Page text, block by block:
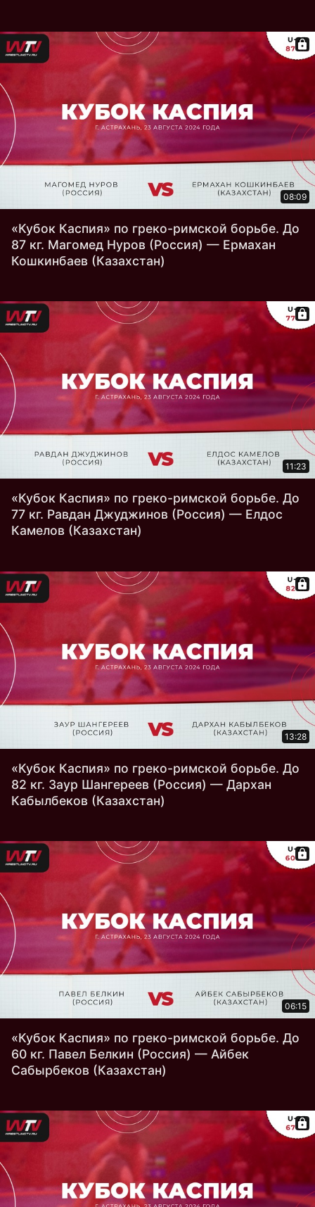
08:09
«Кубок Каспия» по греко-римской борьбе. До
87 кг. Магомед Нуров (Россия) — Ермахан
Кошкинбаев (Казахстан)
11:23
«Кубок Каспия» по греко-римской борьбе. До
77 кг. Равдан Джуджинов (Россия) — Елдос
Камелов (Казахстан)
13:28
«Кубок Каспия» по греко-римской борьбе. До
82 кг. Заур Шангереев (Россия) — Дархан
Кабылбеков (Казахстан)
06:15
«Кубок Каспия» по греко-римской борьбе. До
60 кг. Павел Белкин (Россия) — Айбек
Сабырбеков (Казахстан)